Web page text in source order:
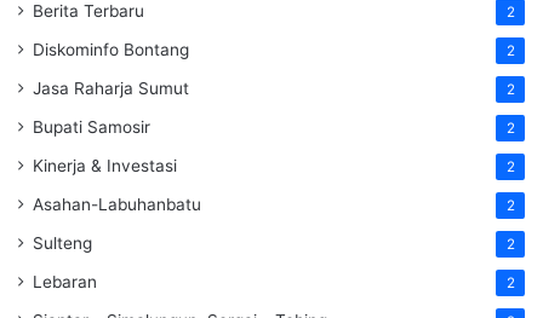
Berita Terbaru 2
Diskominfo Bontang 2
Jasa Raharja Sumut 2
Bupati Samosir 2
Kinerja & Investasi 2
Asahan-Labuhanbatu 2
Sulteng 2
Lebaran 2